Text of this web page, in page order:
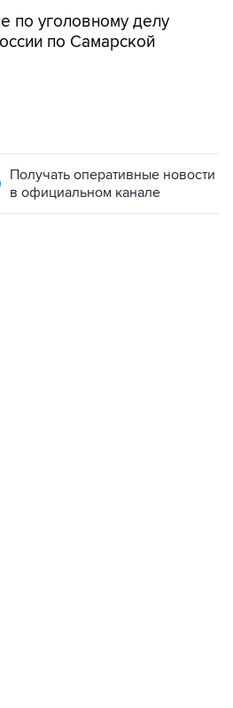
по уголовному делу
по Самарской
Получать оперативные новости
в официальном канале